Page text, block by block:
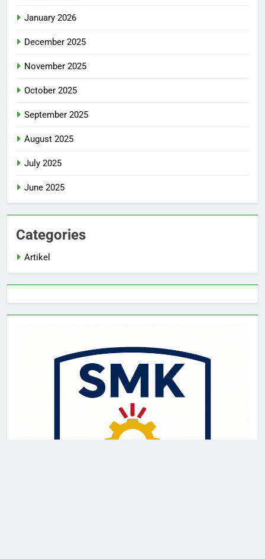
January 2026
December 2025
November 2025
October 2025
September 2025
August 2025
July 2025
June 2025
Categories
Artikel